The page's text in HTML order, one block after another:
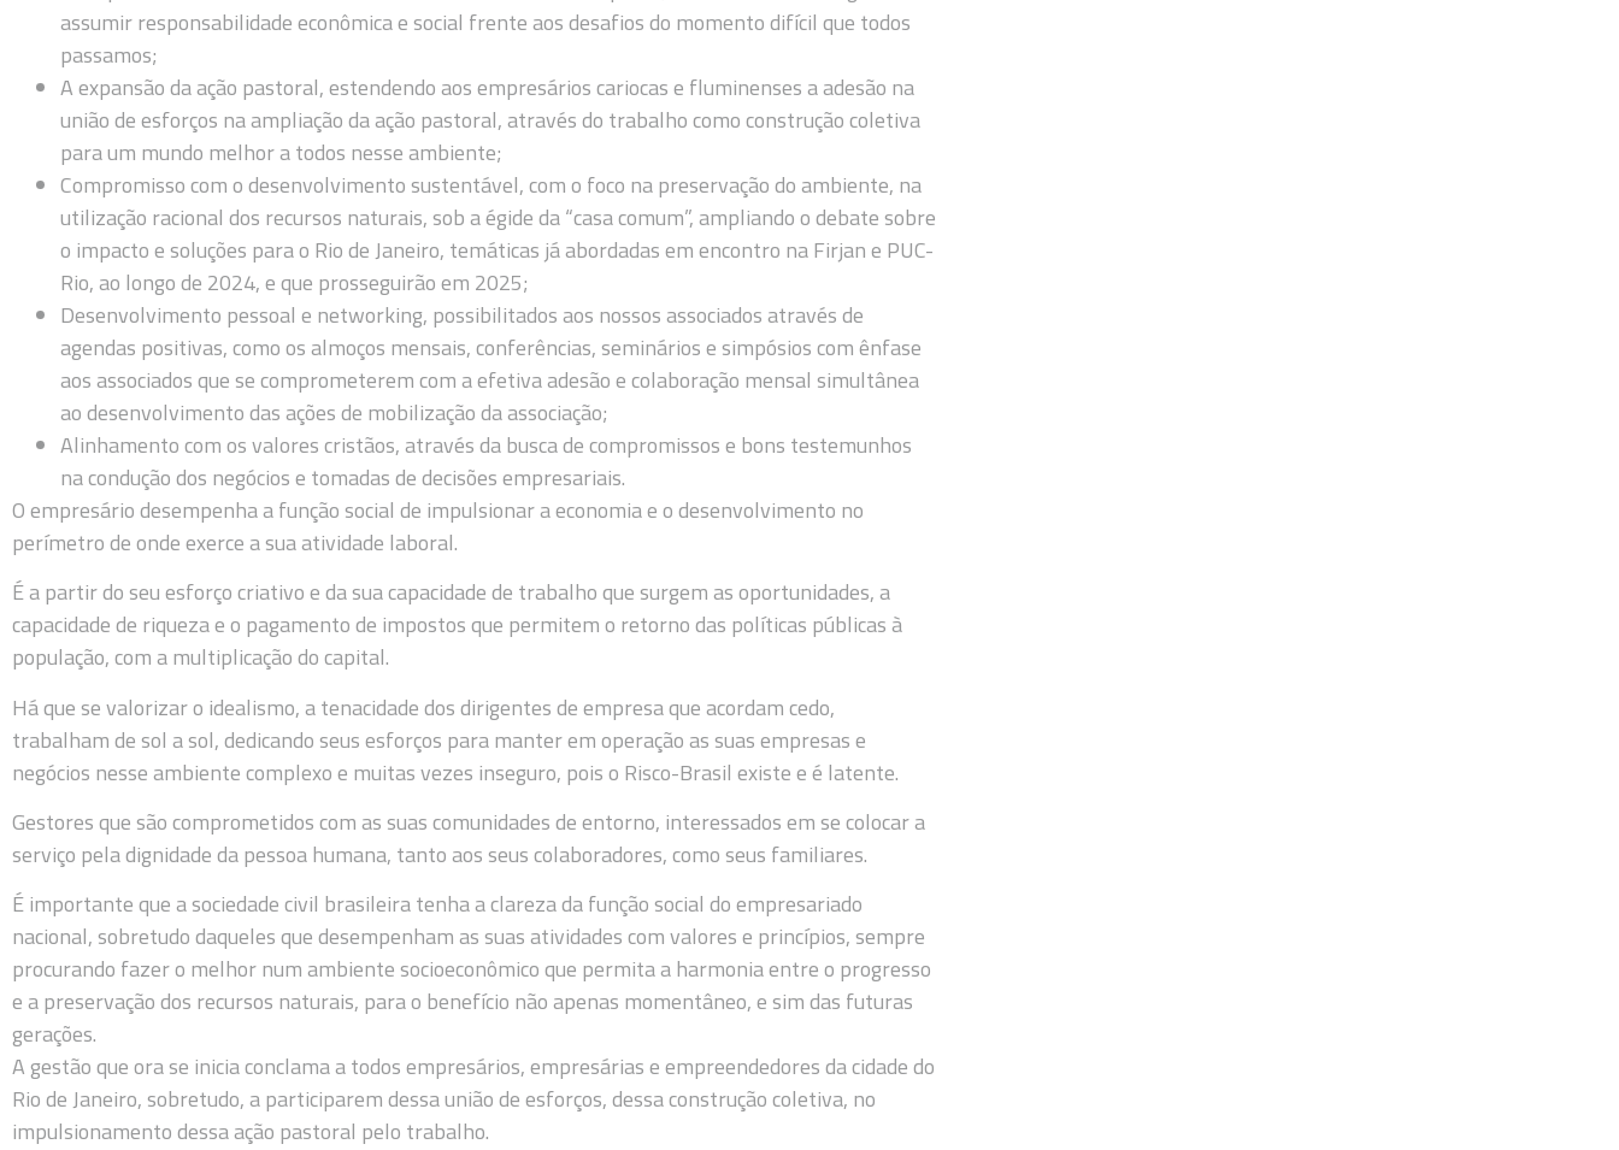
assumir responsabilidade econômica e social frente aos desafios do momento difícil que todos
passamos;
A expansão da ação pastoral, estendendo aos empresários cariocas e fluminenses a adesão na
união de esforços na ampliação da ação pastoral, através do trabalho como construção coletiva
para um mundo melhor a todos nesse ambiente;
Compromisso com o desenvolvimento sustentável, com o foco na preservação do ambiente, na
utilização racional dos recursos naturais, sob a égide da “casa comum”, ampliando o debate sobre
o impacto e soluções para o Rio de Janeiro, temáticas já abordadas em encontro na Firjan e PUC-
Rio, ao longo de 2024, e que prosseguirão em 2025;
Desenvolvimento pessoal e networking, possibilitados aos nossos associados através de
agendas positivas, como os almoços mensais, conferências, seminários e simpósios com ênfase
aos associados que se comprometerem com a efetiva adesão e colaboração mensal simultânea
ao desenvolvimento das ações de mobilização da associação;
Alinhamento com os valores cristãos, através da busca de compromissos e bons testemunhos
na condução dos negócios e tomadas de decisões empresariais.
O empresário desempenha a função social de impulsionar a economia e o desenvolvimento no
perímetro de onde exerce a sua atividade laboral.
É a partir do seu esforço criativo e da sua capacidade de trabalho que surgem as oportunidades, a
capacidade de riqueza e o pagamento de impostos que permitem o retorno das políticas públicas à
população, com a multiplicação do capital.
Há que se valorizar o idealismo, a tenacidade dos dirigentes de empresa que acordam cedo,
trabalham de sol a sol, dedicando seus esforços para manter em operação as suas empresas e
negócios nesse ambiente complexo e muitas vezes inseguro, pois o Risco-Brasil existe e é latente.
Gestores que são comprometidos com as suas comunidades de entorno, interessados em se colocar a
serviço pela dignidade da pessoa humana, tanto aos seus colaboradores, como seus familiares.
É importante que a sociedade civil brasileira tenha a clareza da função social do empresariado
nacional, sobretudo daqueles que desempenham as suas atividades com valores e princípios, sempre
procurando fazer o melhor num ambiente socioeconômico que permita a harmonia entre o progresso
e a preservação dos recursos naturais, para o benefício não apenas momentâneo, e sim das futuras
gerações.
A gestão que ora se inicia conclama a todos empresários, empresárias e empreendedores da cidade do
Rio de Janeiro, sobretudo, a participarem dessa união de esforços, dessa construção coletiva, no
impulsionamento dessa ação pastoral pelo trabalho.